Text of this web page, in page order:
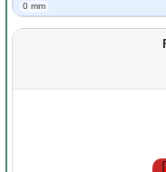
0 mm